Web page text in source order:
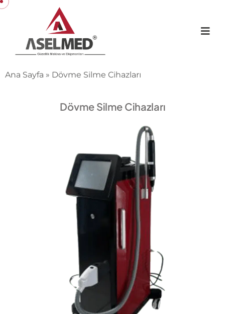
Ana Sayfa » Dövme Silme Cihazları
Dövme Silme Cihazları